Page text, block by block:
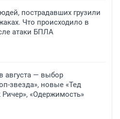
пострадавших грузили
Что происходило в
атаки БПЛА
августа — выбор
звезда», новые «Тед
«Одержимость»